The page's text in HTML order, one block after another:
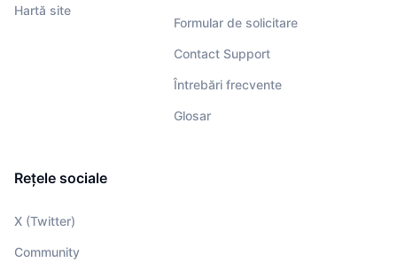
Hartă site
Formular de solicitare
Contact Support
Întrebări frecvente
Glosar
Rețele sociale
X (Twitter)
Community